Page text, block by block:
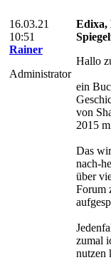
16.03.21
10:51
Rainer
Administrator
Edixa,
Hallo
ein
von
2015
Das
nach-
über
Forum
zumal
nutzen